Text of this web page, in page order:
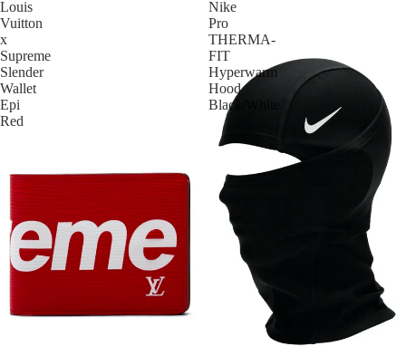
Louis
Vuitton
x
Supreme
Slender
Wallet
Epi
Red
Nike
Pro
THERMA-
FIT
Hyperwarm
Hood
Black/White